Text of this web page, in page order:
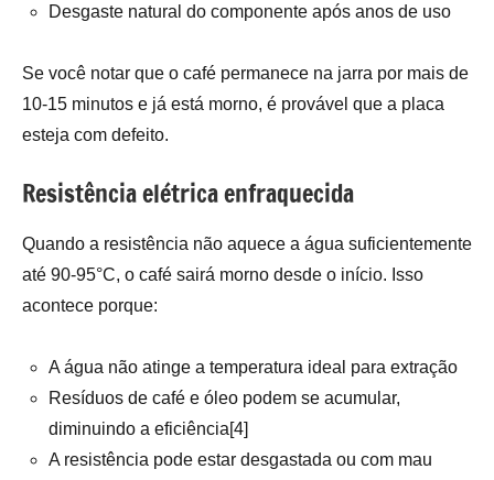
Desgaste natural do componente após anos de uso
Se você notar que o café permanece na jarra por mais de
10-15 minutos e já está morno, é provável que a placa
esteja com defeito.
Resistência elétrica enfraquecida
Quando a resistência não aquece a água suficientemente
até 90-95°C, o café sairá morno desde o início. Isso
acontece porque:
A água não atinge a temperatura ideal para extração
Resíduos de café e óleo podem se acumular,
diminuindo a eficiência[4]
A resistência pode estar desgastada ou com mau